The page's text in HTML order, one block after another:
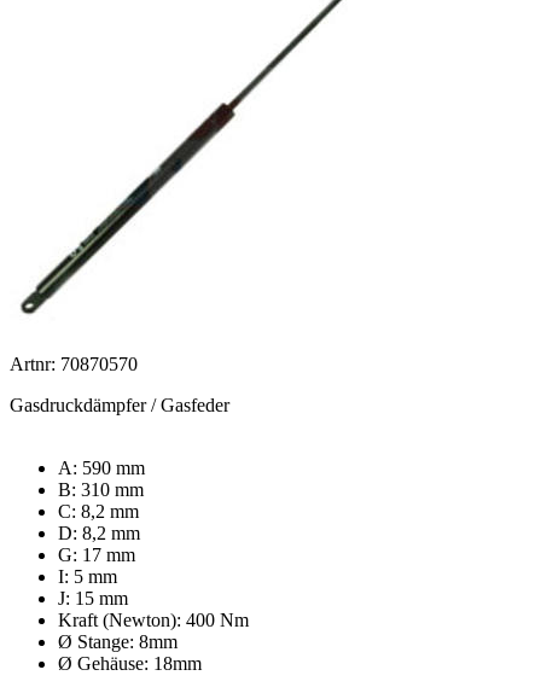
Artnr: 70870570
Gasdruckdämpfer / Gasfeder
A: 590 mm
B: 310 mm
C: 8,2 mm
D: 8,2 mm
G: 17 mm
I: 5 mm
J: 15 mm
Kraft (Newton): 400 Nm
Ø Stange: 8mm
Ø Gehäuse: 18mm